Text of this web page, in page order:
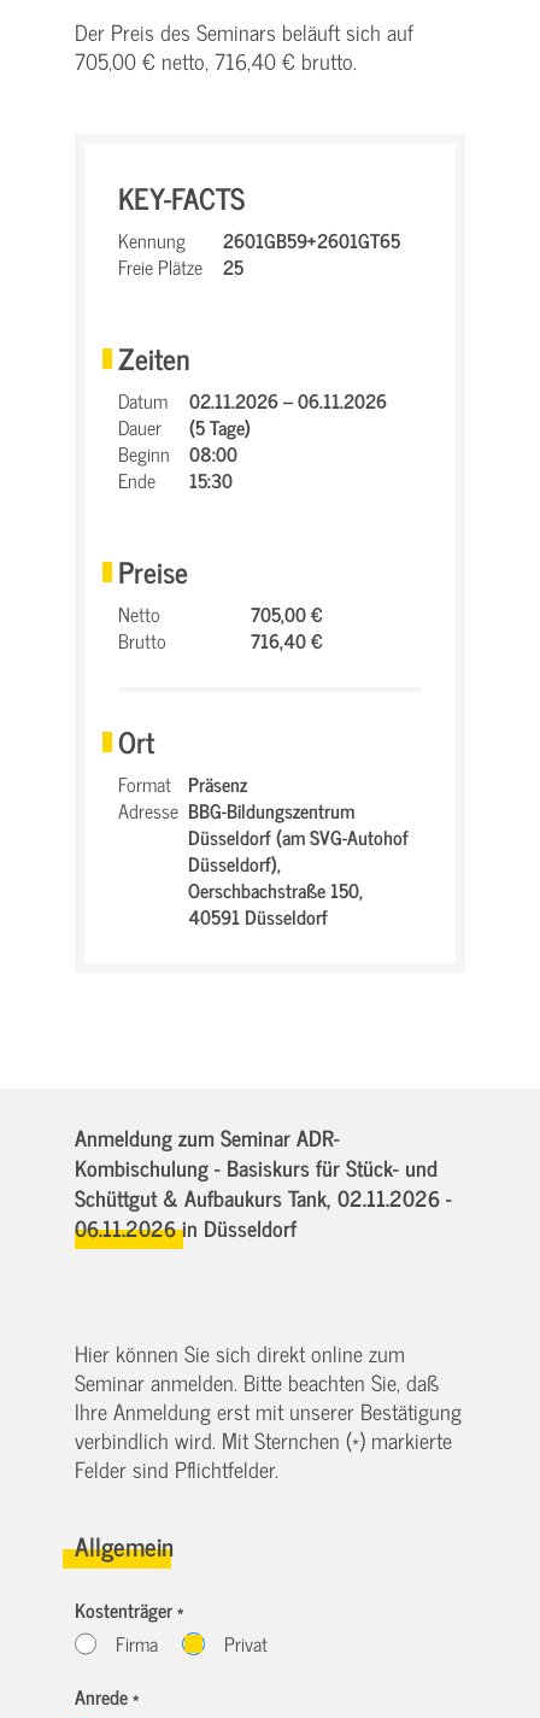
Der Preis des Seminars beläuft sich auf
705,00 € netto, 716,40 € brutto.
KEY-FACTS
Kennung
2601GB59+2601GT65
Freie Plätze
25
Zeiten
Datum
02.11.2026 – 06.11.2026
Dauer
(5 Tage)
Beginn
08:00
Ende
15:30
Preise
Netto
705,00 €
Brutto
716,40 €
Ort
Format Präsenz
Adresse BBG-Bildungszentrum
Düsseldorf (am SVG-Autohof
Düsseldorf),
Oerschbachstraße 150,
40591 Düsseldorf
Anmeldung zum Seminar ADR-
Kombischulung - Basiskurs für Stück- und
Schüttgut & Aufbaukurs Tank, 02.11.2026 -
06.11.2026in Düsseldorf
Hier können Sie sich direkt online zum
Seminar anmelden. Bitte beachten Sie, daß
Ihre Anmeldung erst mit unserer Bestätigung
verbindlich wird. Mit Sternchen (*) markierte
Felder sind Pflichtfelder.
Allgemein
Kostenträger *
Firma
Privat
Anrede *